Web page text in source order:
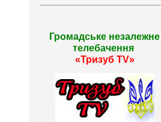
Громадське незалежне
телебачення
«Тризуб TV»